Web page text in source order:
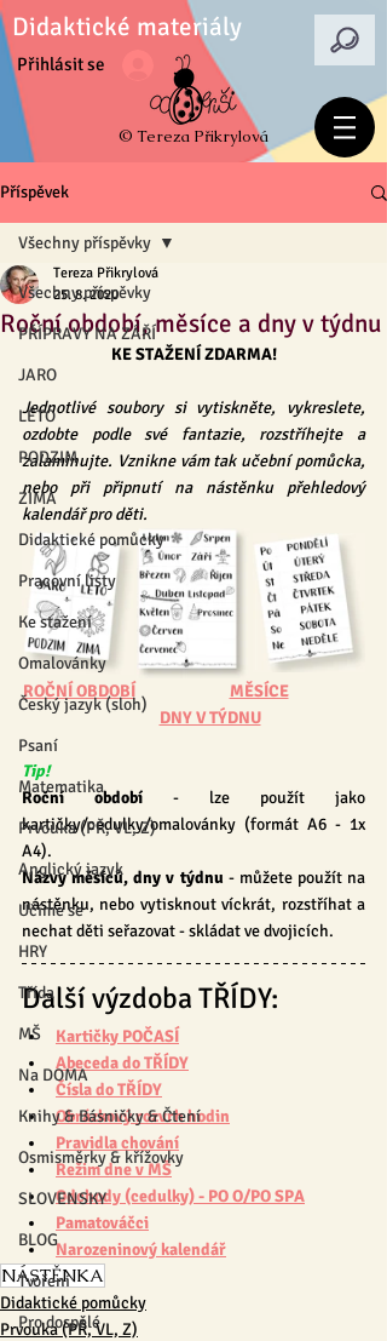
Didaktické materiály
Přihlásit se
© Tereza Přikrylová
Příspěvek
Všechny příspěvky
PŘÍPRAVY NA ZÁŘÍ
JARO
LÉTO
PODZIM
ZIMA
Didaktické pomůcky
Pracovní listy
Ke stažení
Omalovánky
Český jazyk (sloh)
Psaní
Matematika
Prvouka (PŘ, VL, Z)
Anglický jazyk
Učíme se
HRY
Třída
MŠ
Na DOMA
Knihy & Básničky & Čtení
Osmisměrky & křížovky
SLOVENSKY
BLOG
Tvoření
Pro dospělé
Všechny příspěvky
Roční období, měsíce a dny v týdnu
Tereza Přikrylová
25. 8. 2020
KE STAŽENÍ ZDARMA!
Jednotlivé soubory si vytiskněte, vykreslete,
ozdobte podle své fantazie, rozstříhejte a
zalaminujte. Vznikne vám tak učební pomůcka,
nebo při připnutí na nástěnku přehledový
kalendář pro děti.
ROČNÍ OBDOBÍ
MĚSÍCE
DNY V TÝDNU
Tip!
Roční období - lze použít jako
kartičky/cedulky/omalovánky (formát A6 - 1x
A4).
Názvy měsíců, dny v týdnu - můžete použít na
nástěnku, nebo vytisknout víckrát, rozstříhat a
nechat děti seřazovat - skládat ve dvojicích.
Další výzdoba TŘÍDY:
Kartičky POČASÍ
Abeceda do TŘÍDY
Čísla do TŘÍDY
Obrázkový rozvrh hodin
Pravidla chování
Režim dne v MŠ
Odchody (cedulky) - PO O/PO SPA
Pamatováčci
Narozeninový kalendář
NÁSTĚNKA
Didaktické pomůcky
Prvouka (PŘ, VL, Z)